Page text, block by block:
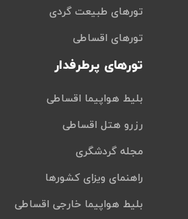
تورهای طبیعت گردی
تورهای اقساطی
تورهای پرطرفدار
بلیط هواپیما اقساطی
رزرو هتل اقساطی
مجله گردشگری
راهنمای ویزای کشورها
بلیط هواپیما خارجی اقساطی